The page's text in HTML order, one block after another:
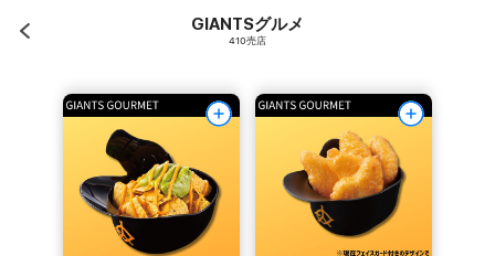
GIANTSグルメ
410売店